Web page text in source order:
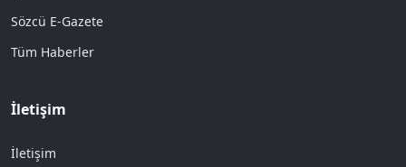
Sözcü E-Gazete
Tüm Haberler
İletişim
İletişim